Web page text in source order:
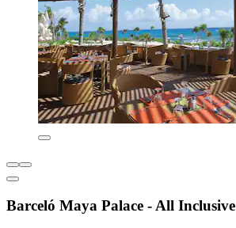
Barceló Maya Palace - All Inclusive